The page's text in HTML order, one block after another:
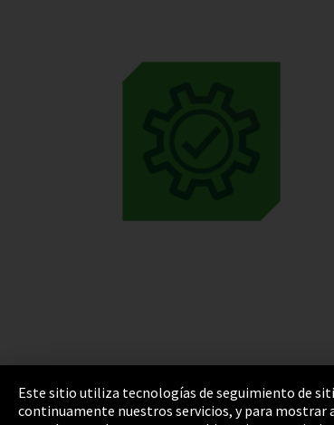
Este sitio utiliza tecnologías de seguimiento de
continuamente nuestros servicios, y para mostrar